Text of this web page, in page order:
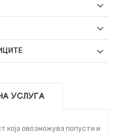
УСЛУГА
која овозможува попусти и